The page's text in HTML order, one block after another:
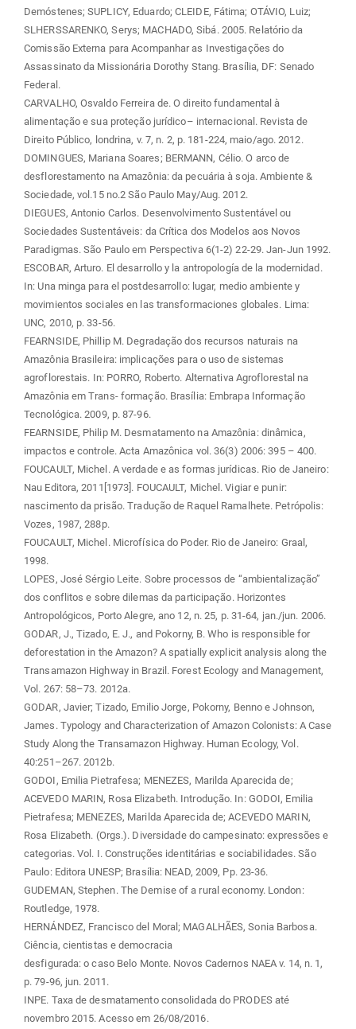
Demóstenes; SUPLICY, Eduardo; CLEIDE, Fátima; OTÁVIO, Luiz;
SLHERSSARENKO, Serys; MACHADO, Sibá. 2005. Relatório da
Comissão Externa para Acompanhar as Investigações do
Assassinato da Missionária Dorothy Stang. Brasília, DF: Senado
Federal.
CARVALHO, Osvaldo Ferreira de. O direito fundamental à
alimentação e sua proteção jurídico– internacional. Revista de
Direito Público, londrina, v. 7, n. 2, p. 181-224, maio/ago. 2012.
DOMINGUES, Mariana Soares; BERMANN, Célio. O arco de
desflorestamento na Amazônia: da pecuária à soja. Ambiente &
Sociedade, vol.15 no.2 São Paulo May/Aug. 2012.
DIEGUES, Antonio Carlos. Desenvolvimento Sustentável ou
Sociedades Sustentáveis: da Crítica dos Modelos aos Novos
Paradigmas. São Paulo em Perspectiva 6(1-2) 22-29. Jan-Jun 1992.
ESCOBAR, Arturo. El desarrollo y la antropología de la modernidad.
In: Una minga para el postdesarrollo: lugar, medio ambiente y
movimientos sociales en las transformaciones globales. Lima:
UNC, 2010, p. 33-56.
FEARNSIDE, Phillip M. Degradação dos recursos naturais na
Amazônia Brasileira: implicações para o uso de sistemas
agroflorestais. In: PORRO, Roberto. Alternativa Agroflorestal na
Amazônia em Trans- formação. Brasília: Embrapa Informação
Tecnológica. 2009, p. 87-96.
FEARNSIDE, Philip M. Desmatamento na Amazônia: dinâmica,
impactos e controle. Acta Amazônica vol. 36(3) 2006: 395 – 400.
FOUCAULT, Michel. A verdade e as formas jurídicas. Rio de Janeiro:
Nau Editora, 2011[1973]. FOUCAULT, Michel. Vigiar e punir:
nascimento da prisão. Tradução de Raquel Ramalhete. Petrópolis:
Vozes, 1987, 288p.
FOUCAULT, Michel. Microfísica do Poder. Rio de Janeiro: Graal,
1998.
LOPES, José Sérgio Leite. Sobre processos de “ambientalização”
dos conflitos e sobre dilemas da participação. Horizontes
Antropológicos, Porto Alegre, ano 12, n. 25, p. 31-64, jan./jun. 2006.
GODAR, J., Tizado, E. J., and Pokorny, B. Who is responsible for
deforestation in the Amazon? A spatially explicit analysis along the
Transamazon Highway in Brazil. Forest Ecology and Management,
Vol. 267: 58–73. 2012a.
GODAR, Javier; Tizado, Emilio Jorge, Pokorny, Benno e Johnson,
James. Typology and Characterization of Amazon Colonists: A Case
Study Along the Transamazon Highway. Human Ecology, Vol.
40:251–267. 2012b.
GODOI, Emilia Pietrafesa; MENEZES, Marilda Aparecida de;
ACEVEDO MARIN, Rosa Elizabeth. Introdução. In: GODOI, Emilia
Pietrafesa; MENEZES, Marilda Aparecida de; ACEVEDO MARIN,
Rosa Elizabeth. (Orgs.). Diversidade do campesinato: expressões e
categorias. Vol. I. Construções identitárias e sociabilidades. São
Paulo: Editora UNESP; Brasília: NEAD, 2009, Pp. 23-36.
GUDEMAN, Stephen. The Demise of a rural economy. London:
Routledge, 1978.
HERNÁNDEZ, Francisco del Moral; MAGALHÃES, Sonia Barbosa.
Ciência, cientistas e democracia
desfigurada: o caso Belo Monte. Novos Cadernos NAEA v. 14, n. 1,
p. 79-96, jun. 2011.
INPE. Taxa de desmatamento consolidada do PRODES até
novembro 2015. Acesso em 26/08/2016.